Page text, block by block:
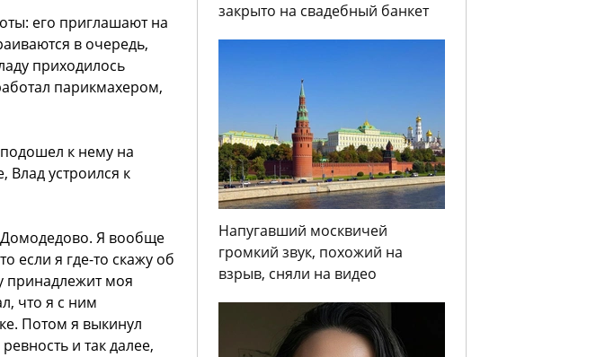
его приглашают на
в очередь,
приходилось
парикмахером,
к нему на
Влад устроился к
Домодедово. Я вообще
если я где-то скажу об
принадлежит моя
что я с ним
Потом я выкинул
и так далее,
закрыто на свадебный банкет
Напугавший москвичей
громкий звук, похожий на
взрыв, сняли на видео